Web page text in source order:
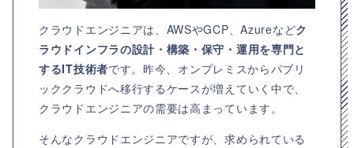
クラウドエンジニアは、AWSやGCP、Azureなどク
ラウドインフラの設計・構築・保守・運用を専門と
するIT技術者です。昨今、オンプレミスからパブリ
ッククラウドへ移行するケースが増えていく中で、
クラウドエンジニアの需要は高まっています。
そんなクラウドエンジニアですが、求められている